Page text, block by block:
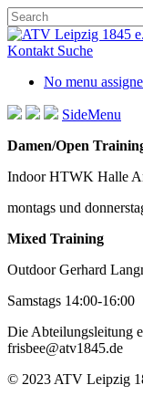
Skip
to
main
Close
Search
Kontakt Suche
No menu
SideMenu
Damen/Open
Indoor HTWK Halle
montags und
Mixed Training
Outdoor Gerhard
Samstags 14:00-16:00
Die Abteilungsleitung
frisbee@atv1845.de
© 2023 ATV Leipzig